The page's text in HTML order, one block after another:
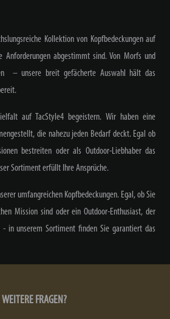
Kollektion von Kopfbedeckungen auf
Anforderungen abgestimmt sind. Von Morfs und
– unsere breit gefächerte Auswahl hält das
auf TacStyle4 begeistern. Wir haben eine
die nahezu jeden Bedarf deckt. Egal ob
bestreiten oder als Outdoor-Liebhaber das
Sortiment erfüllt Ihre Ansprüche.
umfangreichen Kopfbedeckungen. Egal, ob Sie
Mission sind oder ein Outdoor-Enthusiast, der
- in unserem Sortiment finden Sie garantiert das
WEITERE FRAGEN?